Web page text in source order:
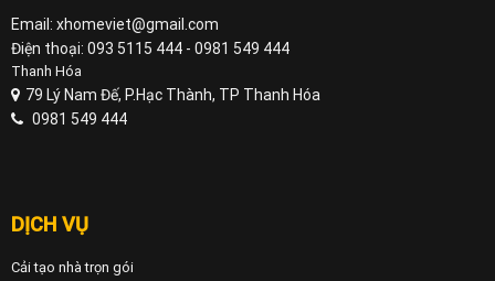
Email: xhomeviet@gmail.com
Điện thoại: 093 5115 444 - 0981 549 444
Thanh Hóa
79 Lý Nam Đế, P.Hạc Thành, TP Thanh Hóa
0981 549 444
DỊCH VỤ
Cải tạo nhà trọn gói